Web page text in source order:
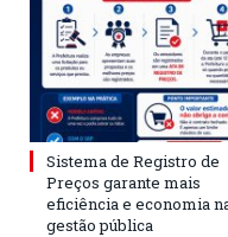
Sistema de Registro de
Preços garante mais
eficiência e economia
gestão pública